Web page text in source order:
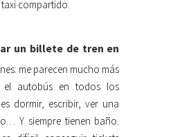
compartido.
un billete de tren en
me parecen mucho más
el autobús en todos los
dormir, escribir, ver una
Y siempre tienen baño.